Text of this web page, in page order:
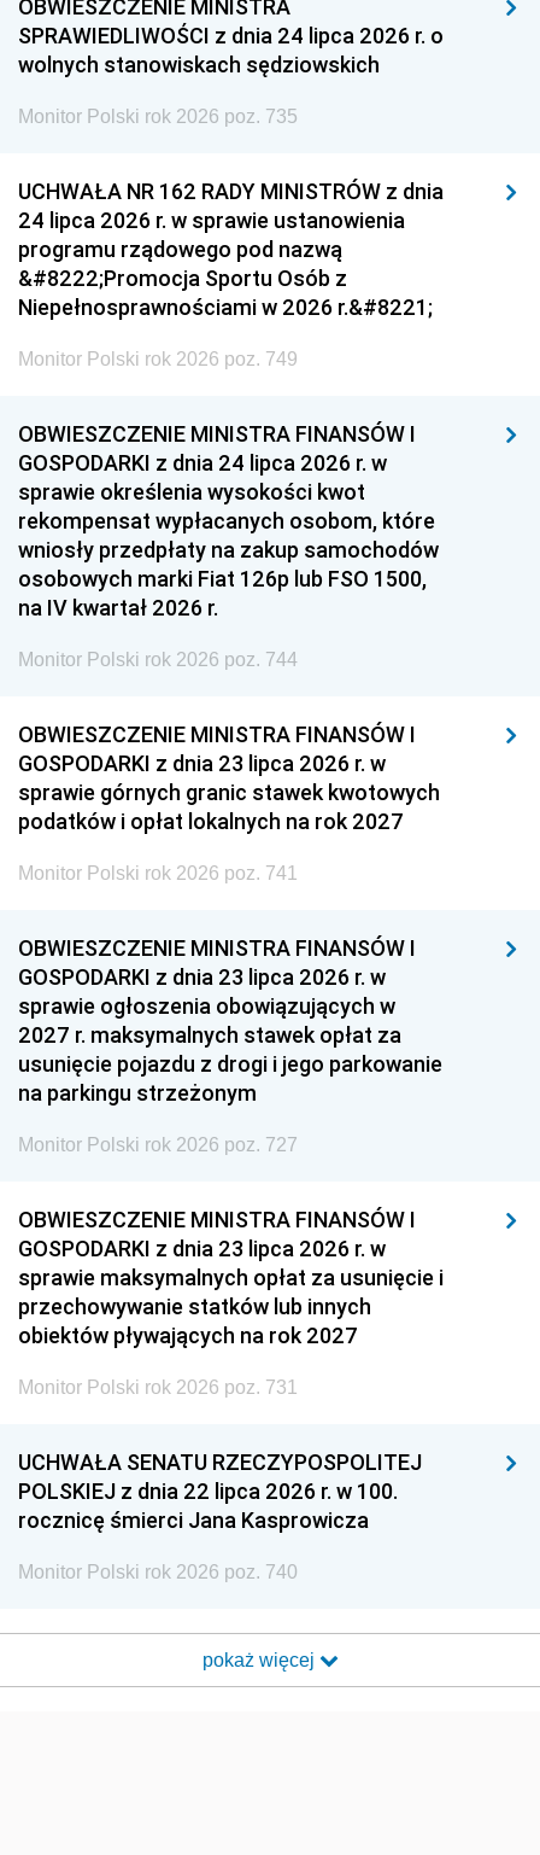
OBWIESZCZENIE MINISTRA
SPRAWIEDLIWOŚCI z dnia 24 lipca 2026 r. o
wolnych stanowiskach sędziowskich
Monitor Polski rok 2026 poz. 735
UCHWAŁA NR 162 RADY MINISTRÓW z dnia
24 lipca 2026 r. w sprawie ustanowienia
programu rządowego pod nazwą
&#8222;Promocja Sportu Osób z
Niepełnosprawnościami w 2026 r.&#8221;
Monitor Polski rok 2026 poz. 749
OBWIESZCZENIE MINISTRA FINANSÓW I
GOSPODARKI z dnia 24 lipca 2026 r. w
sprawie określenia wysokości kwot
rekompensat wypłacanych osobom, które
wniosły przedpłaty na zakup samochodów
osobowych marki Fiat 126p lub FSO 1500,
na IV kwartał 2026 r.
Monitor Polski rok 2026 poz. 744
OBWIESZCZENIE MINISTRA FINANSÓW I
GOSPODARKI z dnia 23 lipca 2026 r. w
sprawie górnych granic stawek kwotowych
podatków i opłat lokalnych na rok 2027
Monitor Polski rok 2026 poz. 741
OBWIESZCZENIE MINISTRA FINANSÓW I
GOSPODARKI z dnia 23 lipca 2026 r. w
sprawie ogłoszenia obowiązujących w
2027 r. maksymalnych stawek opłat za
usunięcie pojazdu z drogi i jego parkowanie
na parkingu strzeżonym
Monitor Polski rok 2026 poz. 727
OBWIESZCZENIE MINISTRA FINANSÓW I
GOSPODARKI z dnia 23 lipca 2026 r. w
sprawie maksymalnych opłat za usunięcie i
przechowywanie statków lub innych
obiektów pływających na rok 2027
Monitor Polski rok 2026 poz. 731
UCHWAŁA SENATU RZECZYPOSPOLITEJ
POLSKIEJ z dnia 22 lipca 2026 r. w 100.
rocznicę śmierci Jana Kasprowicza
Monitor Polski rok 2026 poz. 740
pokaż więcej